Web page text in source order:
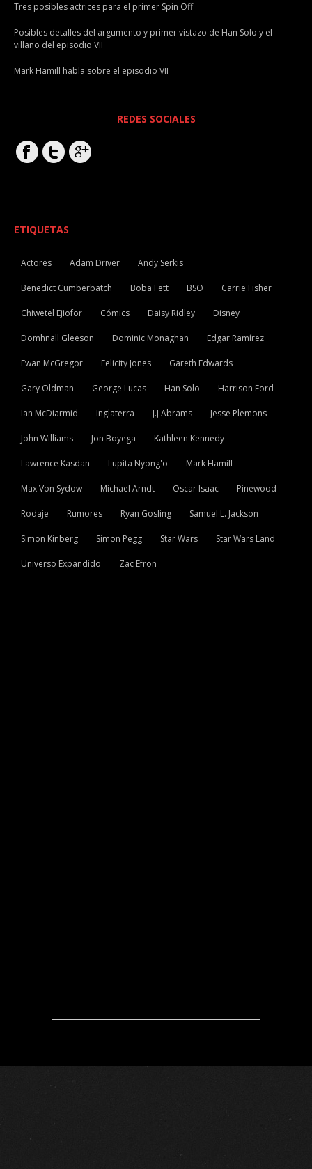
Tres posibles actrices para el primer Spin Off
Posibles detalles del argumento y primer vistazo de Han Solo y el
villano del episodio VII
Mark Hamill habla sobre el episodio VII
REDES SOCIALES
ETIQUETAS
Actores Adam Driver Andy Serkis
Benedict Cumberbatch Boba Fett BSO Carrie Fisher
Chiwetel Ejiofor Cómics Daisy Ridley Disney
Domhnall Gleeson Dominic Monaghan Edgar Ramírez
Ewan McGregor Felicity Jones Gareth Edwards
Gary Oldman George Lucas Han Solo Harrison Ford
Ian McDiarmid Inglaterra J.J Abrams Jesse Plemons
John Williams Jon Boyega Kathleen Kennedy
Lawrence Kasdan Lupita Nyong'o Mark Hamill
Max Von Sydow Michael Arndt Oscar Isaac Pinewood
Rodaje Rumores Ryan Gosling Samuel L. Jackson
Simon Kinberg Simon Pegg Star Wars Star Wars Land
Universo Expandido Zac Efron